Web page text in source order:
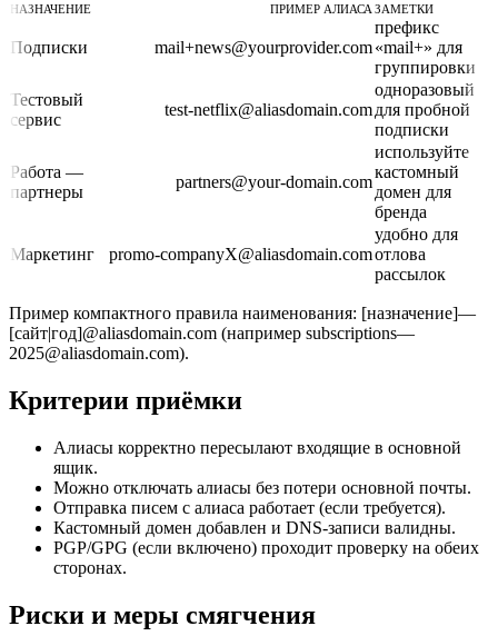
НАЗНАЧЕНИЕ ПРИМЕР АЛИАСА ЗАМЕТКИ
Подписки mail+news@yourprovider.com
префикс
«mail+» для
группировки
Тестовый
сервис
test-netflix@aliasdomain.com
одноразовый
для пробной
подписки
Работа —
партнеры
partners@your-domain.com
используйте
кастомный
домен для
бренда
Маркетинг promo‑companyX@aliasdomain.com
удобно для
отлова
рассылок
Пример компактного правила наименования: [назначение]—
[сайт|год]@aliasdomain.com (например subscriptions—
2025@aliasdomain.com).
Критерии приёмки
Алиасы корректно пересылают входящие в основной
ящик.
Можно отключать алиасы без потери основной почты.
Отправка писем с алиаса работает (если требуется).
Кастомный домен добавлен и DNS‑записи валидны.
PGP/GPG (если включено) проходит проверку на обеих
сторонах.
Риски и меры смягчения